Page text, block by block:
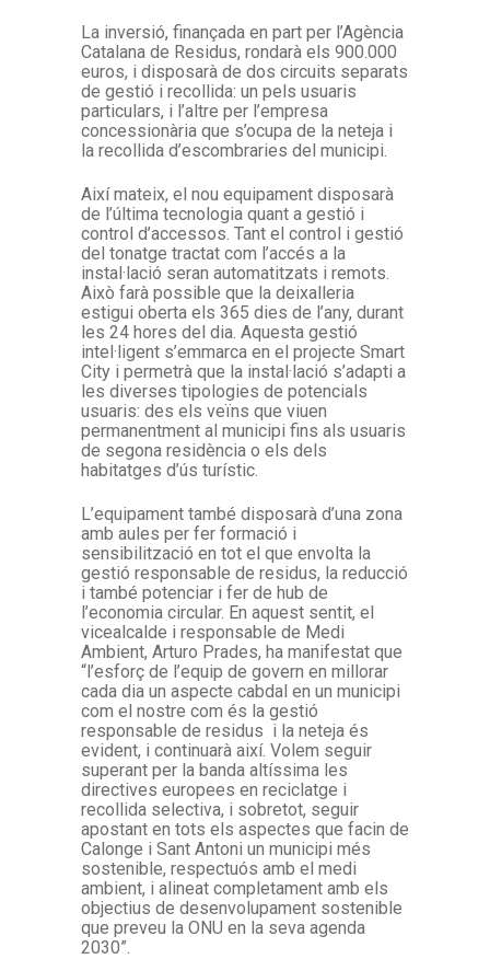
La inversió, finançada en part per l’Agència
Catalana de Residus, rondarà els 900.000
euros, i disposarà de dos circuits separats
de gestió i recollida: un pels usuaris
particulars, i l’altre per l’empresa
concessionària que s’ocupa de la neteja i
la recollida d’escombraries del municipi.
Així mateix, el nou equipament disposarà
de l’última tecnologia quant a gestió i
control d’accessos. Tant el control i gestió
del tonatge tractat com l’accés a la
instal·lació seran automatitzats i remots.
Això farà possible que la deixalleria
estigui oberta els 365 dies de l’any, durant
les 24 hores del dia. Aquesta gestió
intel·ligent s’emmarca en el projecte Smart
City i permetrà que la instal·lació s’adapti a
les diverses tipologies de potencials
usuaris: des els veïns que viuen
permanentment al municipi fins als usuaris
de segona residència o els dels
habitatges d’ús turístic.
L’equipament també disposarà d’una zona
amb aules per fer formació i
sensibilització en tot el que envolta la
gestió responsable de residus, la reducció
i també potenciar i fer de hub de
l’economia circular. En aquest sentit, el
vicealcalde i responsable de Medi
Ambient, Arturo Prades, ha manifestat que
“l’esforç de l’equip de govern en millorar
cada dia un aspecte cabdal en un municipi
com el nostre com és la gestió
responsable de residus i la neteja és
evident, i continuarà així. Volem seguir
superant per la banda altíssima les
directives europees en reciclatge i
recollida selectiva, i sobretot, seguir
apostant en tots els aspectes que facin de
Calonge i Sant Antoni un municipi més
sostenible, respectuós amb el medi
ambient, i alineat completament amb els
objectius de desenvolupament sostenible
que preveu la ONU en la seva agenda
2030”.